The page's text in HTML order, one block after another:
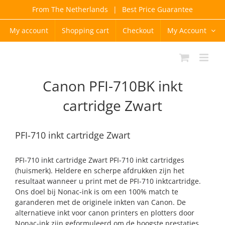
content
From The Netherlands | Best Price Guarantee
My account Shopping cart Checkout My Account
Canon PFI-710BK inkt
cartridge Zwart
PFI-710 inkt cartridge Zwart
PFI-710 inkt cartridge Zwart PFI-710 inkt cartridges
(huismerk). Heldere en scherpe afdrukken zijn het
resultaat wanneer u print met de PFI-710 inktcartridge.
Ons doel bij Nonac-ink is om een 100% match te
garanderen met de originele inkten van Canon. De
alternatieve inkt voor canon printers en plotters door